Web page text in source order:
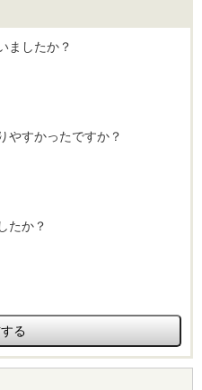
ましたか？
やすかったですか？
たか？